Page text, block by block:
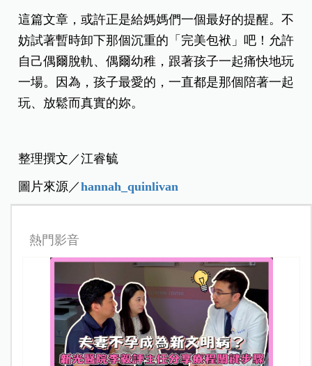
這篇文章，或許正是給媽媽們一個最好的提醒。不
妨試著暫時卸下那個沉重的「完美包袱」吧！允許
自己偶爾脫軌、偶爾幼稚，跟著孩子一起痛快地玩
一場。因為，孩子最愛的，一直都是那個陪著一起
玩、放鬆而真實的妳。
整理撰文／江睿毓
圖片來源／hannah_quinlivan
熱門影音